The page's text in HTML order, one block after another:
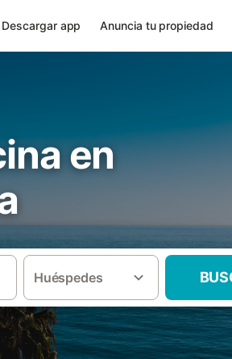
Descargar app Anuncia tu propiedad
en
Huéspedes